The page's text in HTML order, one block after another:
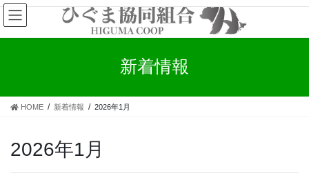
コ
ン
ナ
ビ
新着情報
HOME 新着情報 2026年1月
2026年1月